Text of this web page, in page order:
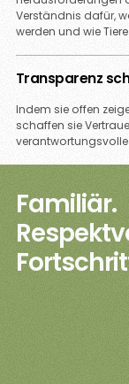
Verständnis dafür,
werden und wie
Transparenz
Indem sie offen
schaffen sie
Familiär.